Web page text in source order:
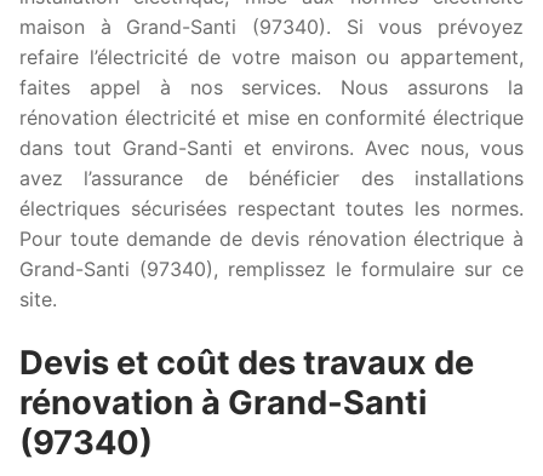
maison à Grand-Santi (97340). Si vous prévoyez
refaire l’électricité de votre maison ou appartement,
faites appel à nos services. Nous assurons la
rénovation électricité et mise en conformité électrique
dans tout Grand-Santi et environs. Avec nous, vous
avez l’assurance de bénéficier des installations
électriques sécurisées respectant toutes les normes.
Pour toute demande de devis rénovation électrique à
Grand-Santi (97340), remplissez le formulaire sur ce
site.
Devis et coût des travaux de
rénovation à Grand-Santi
(97340)